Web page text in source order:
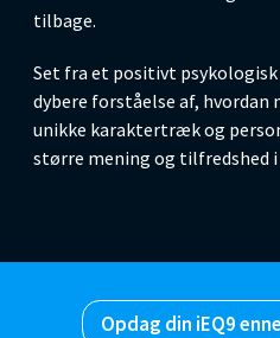
tilbage.
Set fra et positivt
dybere forståelse af, hvordan
unikke karaktertræk og
større mening og tilfredshed
Opdag din iEQ9